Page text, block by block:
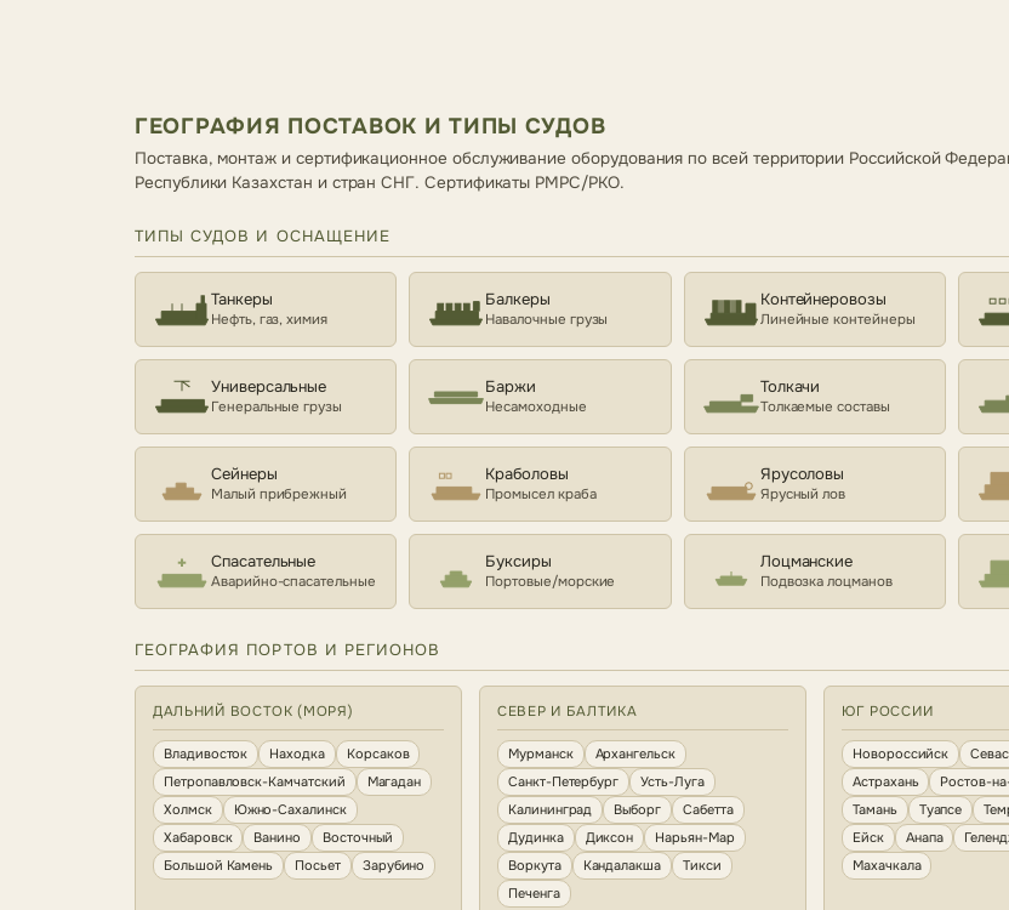
ГЕОГРАФИЯ ПОСТАВОК И ТИПЫ СУДОВ
Поставка, монтаж и сертификационное обслуживание оборудования по всей территории Российской
Республики Казахстан и стран СНГ. Сертификаты РМРС/РКО.
ТИПЫ СУДОВ И ОСНАЩЕНИЕ
Танкеры
Нефть, газ, химия
Балкеры
Навалочные грузы
Контейнеровозы
Линейные контейнеры
Универсальные
Генеральные грузы
Баржи
Несамоходные
Толкачи
Толкаемые составы
Сейнеры
Малый прибрежный
Краболовы
Промысел краба
Ярусоловы
Ярусный лов
Спасательные
Аварийно-спасательные
Буксиры
Портовые/морские
Лоцманские
Подвозка лоцманов
ГЕОГРАФИЯ ПОРТОВ И РЕГИОНОВ
ДАЛЬНИЙ ВОСТОК (МОРЯ)
Владивосток Находка
Корсаков
Петропавловск-Камчатский
Магадан
Холмск
Южно-Сахалинск
Хабаровск
Ванино
Восточный
Большой Камень
Посьет Зарубино
СЕВЕР И БАЛТИКА
Мурманск
Архангельск
Санкт-Петербург
Усть-Луга
Калининград
Выборг
Сабетта
Дудинка
Диксон
Нарьян-Мар
Воркута
Кандалакша
Тикси
Печенга
ЮГ РОССИИ
Новороссийск
Астрахань
Ростов-
Тамань
Туапсе
Ейск
Анапа
Махачкала